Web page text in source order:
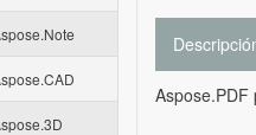
Aspose.PDF